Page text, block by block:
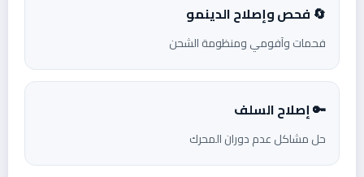
🔄 فحص وإصلاح الدينمو
فحمات وآفومي ومنظومة الشحن
🔑 إصلاح السلف
حل مشاكل عدم دوران المحرك